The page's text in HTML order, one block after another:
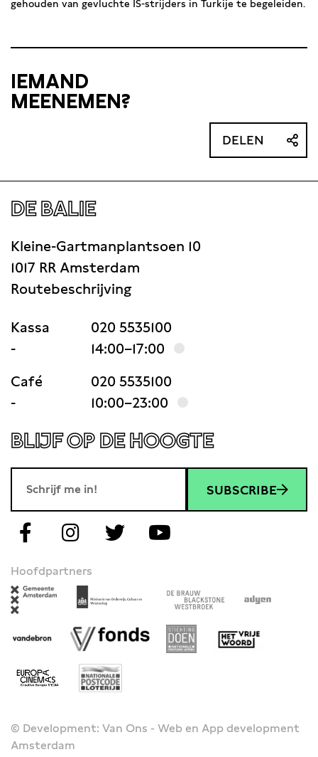
gehouden van gevluchte IS-strijders in Turkije te begeleiden.
IEMAND
MEENEMEN?
DELEN
DE BALIE
Kleine-Gartmanplantsoen 10
1017 RR Amsterdam
Routebeschrijving
Kassa
020 5535100
-
14:00–17:00
Café
020 5535100
-
10:00–23:00
BLIJF OP DE HOOGTE
SUBSCRIBE
Hoofdpartners
© Development: Van Ons - Web en App development
Amsterdam